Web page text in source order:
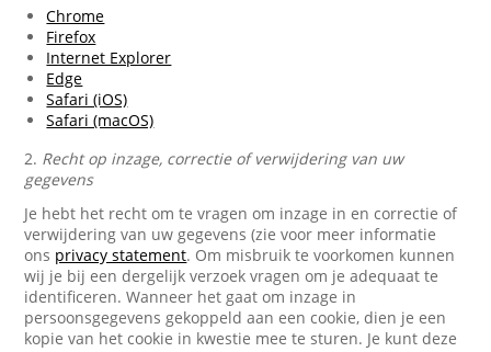
Chrome
Firefox
Internet Explorer
Edge
Safari (iOS)
Safari (macOS)
2. Recht op inzage, correctie of verwijdering van uw
gegevens
Je hebt het recht om te vragen om inzage in en correctie of
verwijdering van uw gegevens (zie voor meer informatie
ons privacy statement. Om misbruik te voorkomen kunnen
wij je bij een dergelijk verzoek vragen om je adequaat te
identificeren. Wanneer het gaat om inzage in
persoonsgegevens gekoppeld aan een cookie, dien je een
kopie van het cookie in kwestie mee te sturen. Je kunt deze